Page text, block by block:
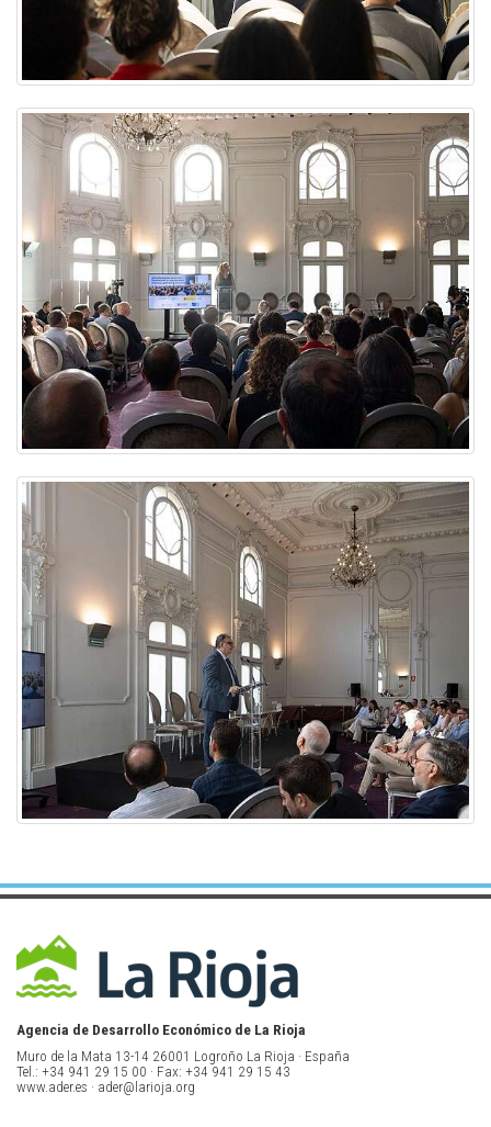
Agencia de Desarrollo Económico de La Rioja
Muro de la Mata 13-14 26001 Logroño La Rioja · España
Tel.: +34 941 29 15 00 · Fax: +34 941 29 15 43
www.ader.es · ader@larioja.org